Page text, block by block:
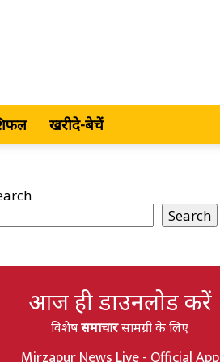
खरीदे-बेचें
Search
आज ही डाउनलोड करें
विशेषसमाचारसामग्री के लिए